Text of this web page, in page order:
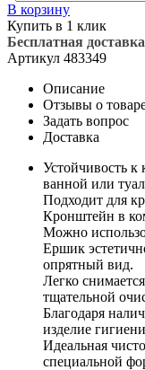
В корзину
Купить в 1 клик
Бесплатная
Артикул 483349
Описание
Отзывы о
Задать вопрос
Доставка
Устойчивость к
ванной или
Подходит для
Кронштейн в
Можно
Ершик
опрятный вид.
Легко
тщательной
Благодаря
изделие
Идеальная
специальной